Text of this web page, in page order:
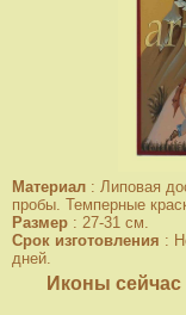
Материал : Липовая
пробы. Темперные
Размер : 27-31 см.
Срок изготовления :
дней.
Иконы